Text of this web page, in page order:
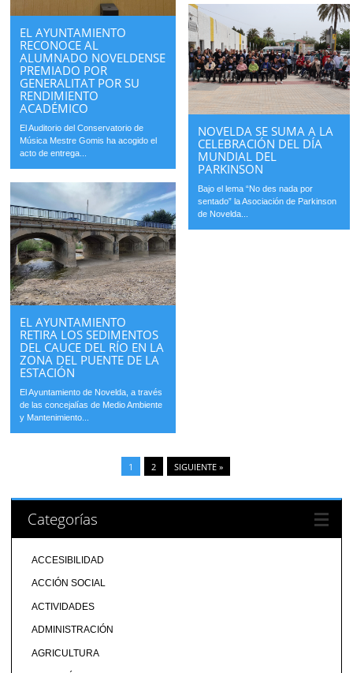
EL AYUNTAMIENTO
RECONOCE AL
ALUMNADO NOVELDENSE
PREMIADO POR
GENERALITAT POR SU
RENDIMIENTO
ACADÉMICO
El Auditorio del Conservatorio de
Música Mestre Gomis ha acogido el
acto de entrega...
NOVELDA SE SUMA A LA
CELEBRACIÓN DEL DÍA
MUNDIAL DEL
PARKINSON
Bajo el lema “No des nada por
sentado” la Asociación de Parkinson
de Novelda...
EL AYUNTAMIENTO
RETIRA LOS SEDIMENTOS
DEL CAUCE DEL RÍO EN LA
ZONA DEL PUENTE DE LA
ESTACIÓN
El Ayuntamiento de Novelda, a través
de las concejalías de Medio Ambiente
y Mantenimiento...
1 2 SIGUIENTE »
Categorías
ACCESIBILIDAD
ACCIÓN SOCIAL
ACTIVIDADES
ADMINISTRACIÓN
AGRICULTURA